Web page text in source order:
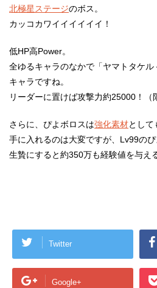
北極星ステージのボス。
カッコカワイイイイイイ！
低HP高Power。
全ゆるキャラのなかで「ヤマトタケ
キャラですね。
リーダーに置けば攻撃力約25000！（
さらに、ぴよボロスは強化素材として
手に入れるのは大変ですが、Lv99の
生贄にすると約350万も経験値を与え
Twitter
Google+